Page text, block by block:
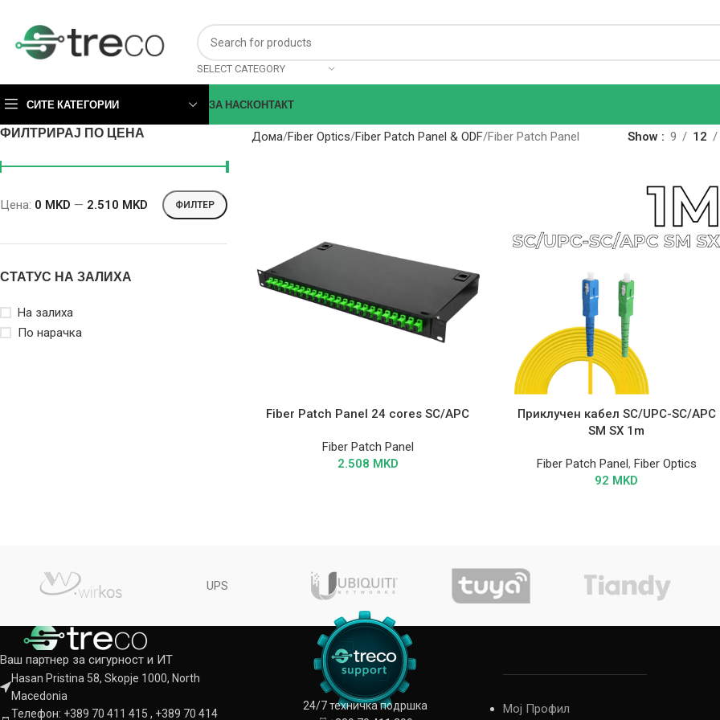
SELECT CATEGORY
СИТЕ КАТЕГОРИИ ЗА НАСКОНТАКТ
ФИЛТРИРАЈ ПО ЦЕНА
ФИЛТЕР
Цена: 0 MKD — 2.510 MKD
СТАТУС НА ЗАЛИХА
На залиха
По нарачка
Дома Fiber Optics Fiber Patch Panel & ODF Fiber Patch Panel Show 9 12
Fiber Patch Panel 24 cores SC/APC
Fiber Patch Panel
2.508 MKD
Приклучен кабел SC/UPC-SC/APC
SM SX 1m
Fiber Patch Panel, Fiber Optics
92 MKD
UPS
Ваш партнер за сигурност и ИТ
Hasan Pristina 58, Skopje 1000, North
Macedonia
Телефон: +389 70 411 415 , +389 70 414
24/7 техничка подршка
Мој Профил